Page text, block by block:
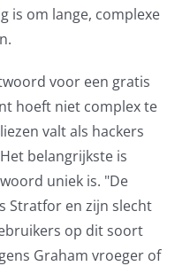
is om lange, complexe
voor een gratis
hoeft niet complex te
valt als hackers
belangrijkste is
uniek is. "De
Stratfor en zijn slecht
op dit soort
Graham vroeger of